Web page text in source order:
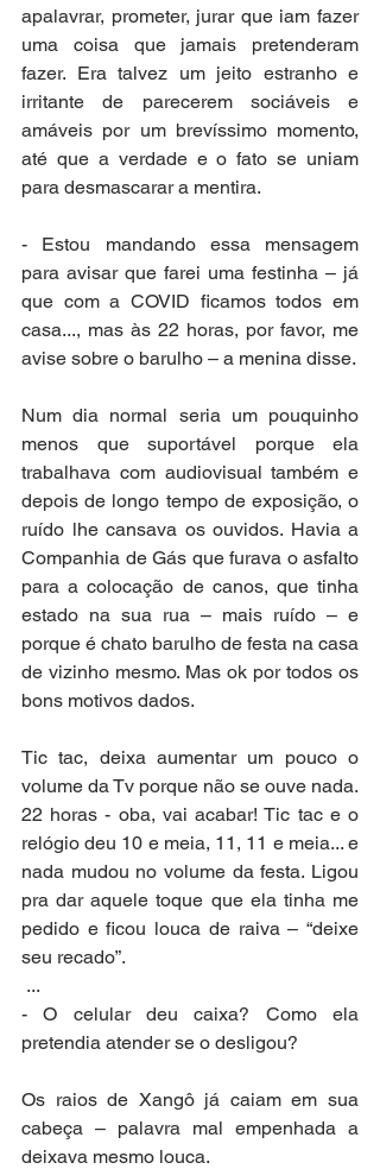
apalavrar, prometer, jurar que iam fazer
uma coisa que jamais pretenderam
fazer. Era talvez um jeito estranho e
irritante de parecerem sociáveis e
amáveis por um brevíssimo momento,
até que a verdade e o fato se uniam
para desmascarar a mentira.
- Estou mandando essa mensagem
para avisar que farei uma festinha – já
que com a COVID ficamos todos em
casa..., mas às 22 horas, por favor, me
avise sobre o barulho – a menina disse.
Num dia normal seria um pouquinho
menos que suportável porque ela
trabalhava com audiovisual também e
depois de longo tempo de exposição, o
ruído lhe cansava os ouvidos. Havia a
Companhia de Gás que furava o asfalto
para a colocação de canos, que tinha
estado na sua rua – mais ruído – e
porque é chato barulho de festa na casa
de vizinho mesmo. Mas ok por todos os
bons motivos dados.
Tic tac, deixa aumentar um pouco o
volume da Tv porque não se ouve nada.
22 horas - oba, vai acabar! Tic tac e o
relógio deu 10 e meia, 11, 11 e meia... e
nada mudou no volume da festa. Ligou
pra dar aquele toque que ela tinha me
pedido e ficou louca de raiva – “deixe
seu recado”.
...
- O celular deu caixa? Como ela
pretendia atender se o desligou?
Os raios de Xangô já caiam em sua
cabeça – palavra mal empenhada a
deixava mesmo louca.